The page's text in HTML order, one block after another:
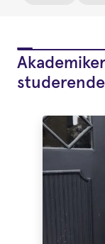
studerende